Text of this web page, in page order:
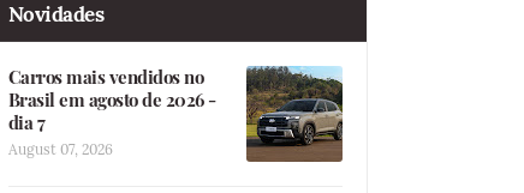
Novidades
Carros mais vendidos no
Brasil em agosto de 2026 -
dia 7
August 07, 2026